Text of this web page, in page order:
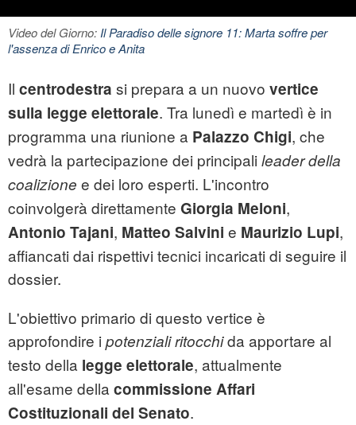
Video del Giorno:Il Paradiso delle signore 11: Marta soffre per
l'assenza di Enrico e Anita
Il centrodestra si prepara a un nuovo vertice
sulla legge elettorale. Tra lunedì e martedì è in
programma una riunione a Palazzo Chigi, che
vedrà la partecipazione dei principali leader della
coalizione e dei loro esperti. L'incontro
coinvolgerà direttamente Giorgia Meloni,
Antonio Tajani, Matteo Salvini e Maurizio Lupi,
affiancati dai rispettivi tecnici incaricati di seguire il
dossier.
L'obiettivo primario di questo vertice è
approfondire i potenziali ritocchida apportare al
testo della legge elettorale, attualmente
all'esame della commissione Affari
Costituzionali del Senato.